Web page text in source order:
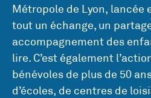
Métropole de Lyon, lancée
tout un échange, un
accompagnement des
lire. C’est également
bénévoles de plus de 50
d’écoles, de centres de